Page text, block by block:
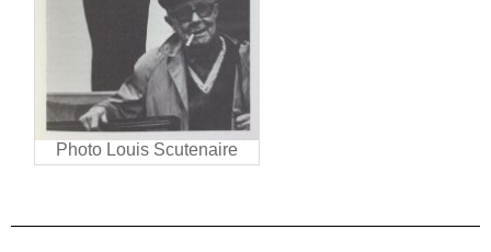
Photo Louis Scutenaire